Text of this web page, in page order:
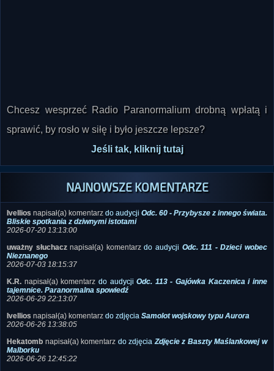
Chcesz wesprzeć Radio Paranormalium drobną wpłatą i
sprawić, by rosło w siłę i było jeszcze lepsze?
Jeśli tak, kliknij tutaj
NAJNOWSZE KOMENTARZE
Ivellios napisał(a) komentarz do audycji Odc. 60 - Przybysze z innego świata.
Bliskie spotkania z dziwnymi istotami
2026-07-20 13:13:00
uważny słuchacznapisał(a) komentarzdo audycji Odc. 111 - Dzieci wobec
Nieznanego
2026-07-03 18:15:37
K.R. napisał(a) komentarz do audycjiOdc. 113 - Gajówka Kaczenica i inne
tajemnice. Paranormalna spowiedź
2026-06-29 22:13:07
Ivellios napisał(a) komentarz do zdjęcia Samolot wojskowy typu Aurora
2026-06-26 13:38:05
Hekatomb napisał(a) komentarz do zdjęciaZdjęcie z Baszty Maślankowej w
Malborku
2026-06-26 12:45:22